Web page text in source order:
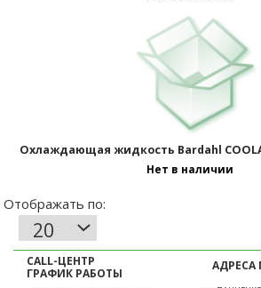
Охлаждающая жидкость Bardahl
Нет в наличии
CALL-ЦЕНТР
ГРАФИК РАБОТЫ
АДРЕСА